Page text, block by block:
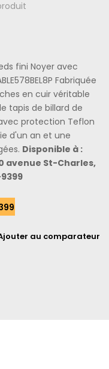
fini Noyer avec
Fabriquée
en cuir véritable
tapis de billard de
protection Teflon
d'un an et une
Disponible à :
avenue St-Charles,
au comparateur